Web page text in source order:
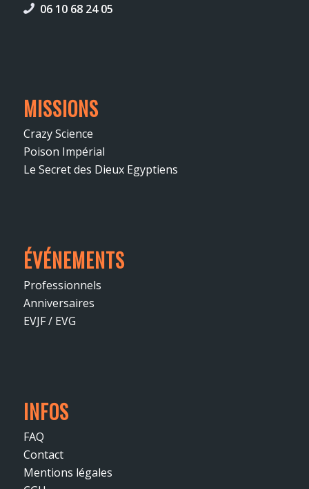
06 10 68 24 05
MISSIONS
Crazy Science
Poison Impérial
Le Secret des Dieux Egyptiens
ÉVÉNEMENTS
Professionnels
Anniversaires
EVJF / EVG
INFOS
FAQ
Contact
Mentions légales